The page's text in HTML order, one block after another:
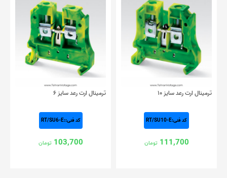
ترمینال ارت رعد سایز ۱۰
کد فنی:RT/SU10-E
111,700 تومان
ترمینال ارت رعد سایز ۶
کد فنی::RT/SU6-E
103,700 تومان